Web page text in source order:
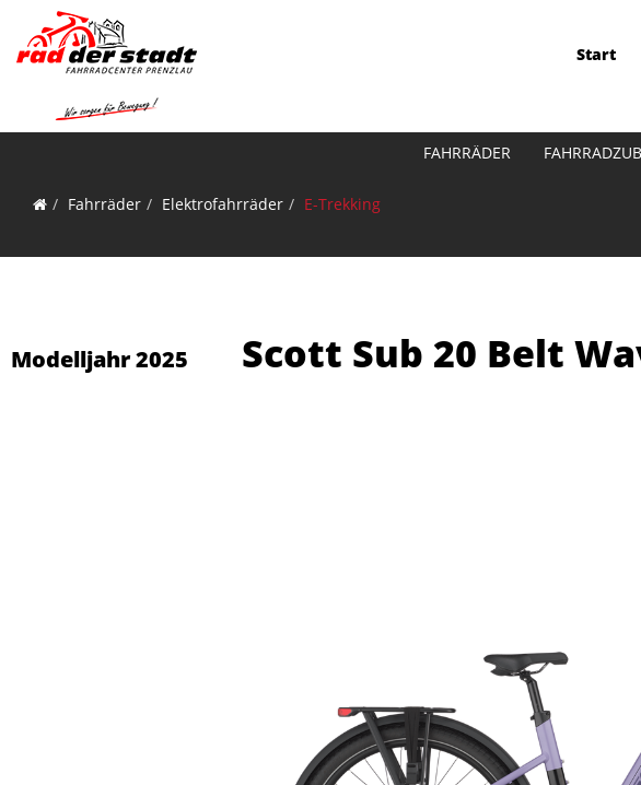
Start
FAHRRÄDER
Fahrräder Elektrofahrräder E-Trekking
Modelljahr 2025 Scott Sub 20 Belt